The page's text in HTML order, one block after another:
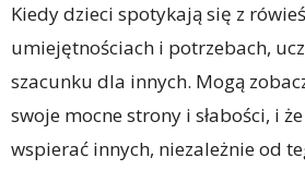
Kiedy dzieci spotykają się z
umiejętnościach i potrzebach,
szacunku dla innych. Mogą
swoje mocne strony i słabości, i
wspierać innych, niezależnie od